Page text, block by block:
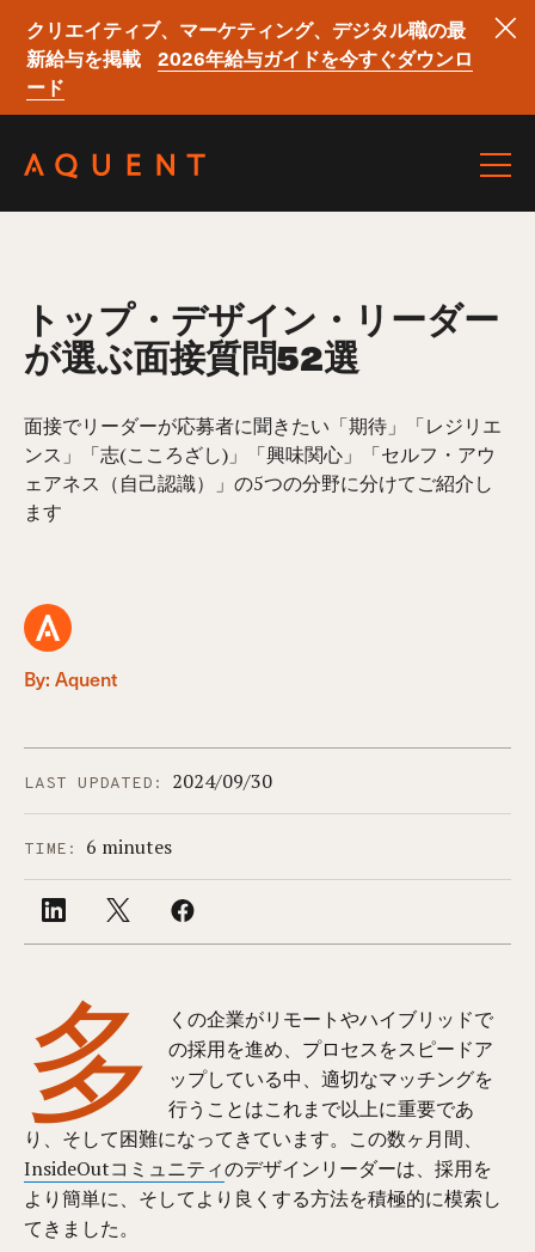
クリエイティブ、マーケティング、デジタル職の最
新給与を掲載
2026年給与ガイドを今すぐダウンロ
ード
トップ・デザイン・リーダー
が選ぶ面接質問52選
By: Aquent
面接でリーダーが応募者に聞きたい「期待」「レジリエ
ンス」「志(こころざし)」「興味関心」「セルフ・アウ
ェアネス（自己認識）」の5つの分野に分けてご紹介し
ます
LAST UPDATED: 2024/09/30
TIME: 6 minutes
多
くの企業がリモートやハイブリッドで
の採用を進め、プロセスをスピードア
ップしている中、適切なマッチングを
行うことはこれまで以上に重要であ
り、そして困難になってきています。この数ヶ月間、
InsideOutコミュニティのデザインリーダーは、採用を
より簡単に、そしてより良くする方法を積極的に模索し
てきました。